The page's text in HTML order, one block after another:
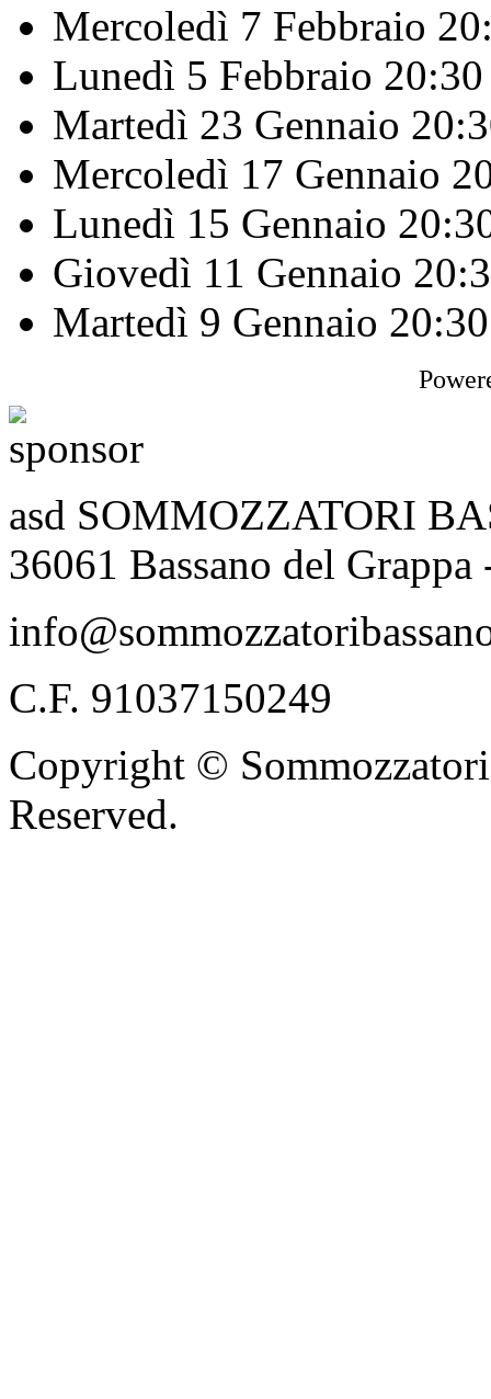
Mercoledì 7 Febbraio
Lunedì 5 Febbraio 20:30
Martedì 23 Gennaio
Mercoledì 17 Gennaio
Lunedì 15 Gennaio
Giovedì 11 Gennaio
Martedì 9 Gennaio 20:30
asd SOMMOZZATORI
36061 Bassano del
C.F. 91037150249
Copyright ©
Reserved.